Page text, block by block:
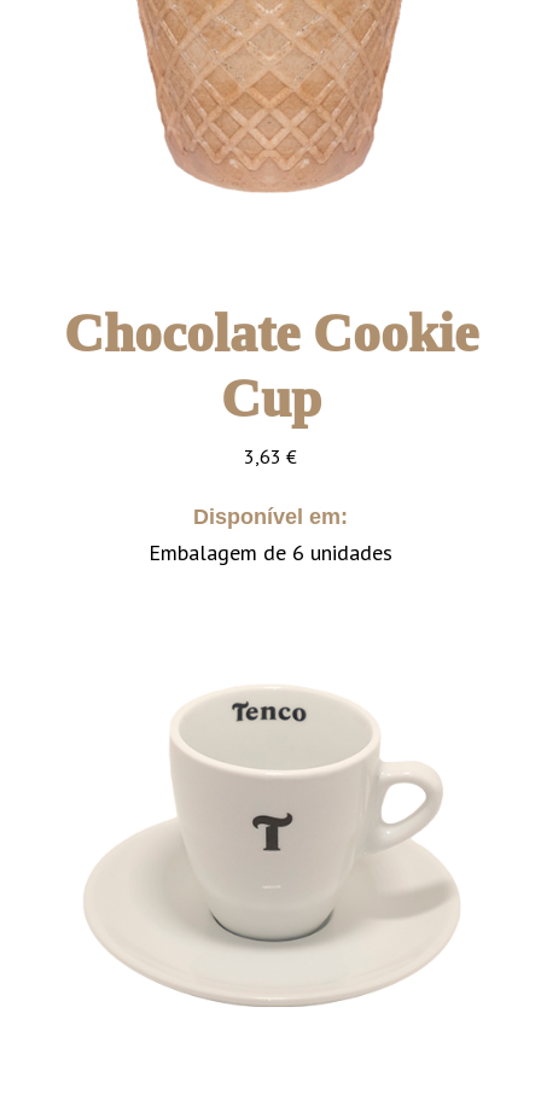
Chocolate Cookie
Cup
3,63 €
Disponível em:
Embalagem de 6 unidades